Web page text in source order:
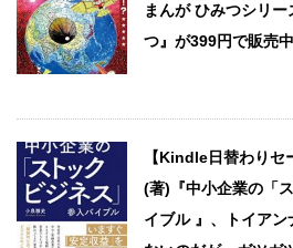
まんが ひみつシリ
つ』が399円で販売
【Kindle日替わりセ
(著)『中小企業の「
イブル 』、トイア